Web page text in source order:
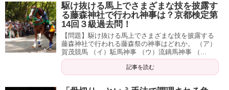
駆け抜ける馬上でさまざまな技を披露す
る藤森神社で行われ神事は？京都検定第
14回３級過去問！
【問題】駆け抜ける馬上でさまざまな技を披露する
藤森神社で行われる藤森祭の神事はどれか。 （ア）
賀茂競馬 （イ）駈馬神事 （ウ）流鏑馬神事 （...
記事を読む